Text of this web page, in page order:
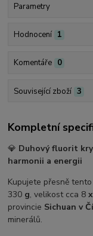
Parametry
Hodnocení 1
Komentáře 0
Související zboží 3
Kompletní
💎 Duhový fluorit
harmonii a energii
Kupujete přesně
330 g, velikost cca 8
provincie Sichuan v
minerálů.